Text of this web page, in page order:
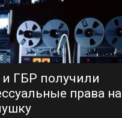
ГБР получили
права на